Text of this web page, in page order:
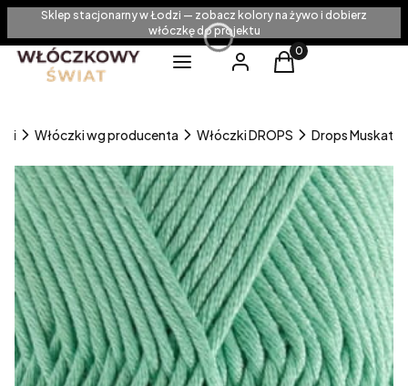
Sklep stacjonarny w Łodzi — zobacz kolory na żywo i dobierz
włóczkę do projektu
Menu
Zaloguj sięProdukty w
Koszyk
Włóczki wg producenta Włóczki DROPS Drops Muskat